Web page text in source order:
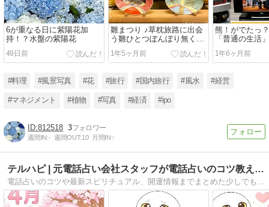
6が重なる日に紫陽花加
持！？水盤の紫陽花
49日前
雛まつり ♪草枕旅路に出会
う雛ひとつぼんぼり無くも
ひかりさす顔www
1年5ヶ月前
熊！がでたっ
「普通の生活
でとう！！
1年6ヶ月前
#料理 #風景写真 #花 #旅行 #国内旅行 #風水 #経営
#マネジメント #植物 #写真 #経済 #ipo
812518 3
週間IN:- 週間OUT:10 月間IN:-
テルハピ | 元電話占い会社スタッフが電話占いのコツ教えます
電話占いのコツや最新スピリチュアル、開運情報までまとめた少しでも幸せになりたい人の味方となるサイトを目指しています。